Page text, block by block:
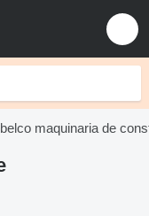
maquinaria de